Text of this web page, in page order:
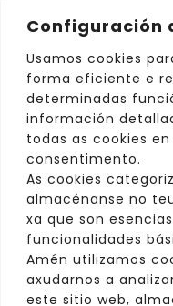
Configuración
Usamos cookies
forma eficiente e
determinadas
información
todas as cookies
consentimento.
As cookies
almacénanse no
xa que son
funcionalidades
Amén utilizamos
axudarnos a
este sitio web,
mapa